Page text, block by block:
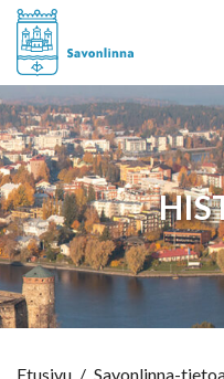
Etusivu / Savonlinna-